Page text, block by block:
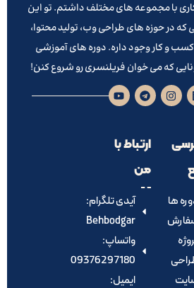
با مجموعه های مختلف داشتم. تو این
که در حوزه های طراحی وب، تولید محتوا،
و کار وجود داره. دوره های آموزشی
که می خوان فریلنسری رو شروع کنن!
ها
ارتباط با
من
آیدی تلگرام:‌
Behbodgar
واتساپ:
09376297180
ایمیل: